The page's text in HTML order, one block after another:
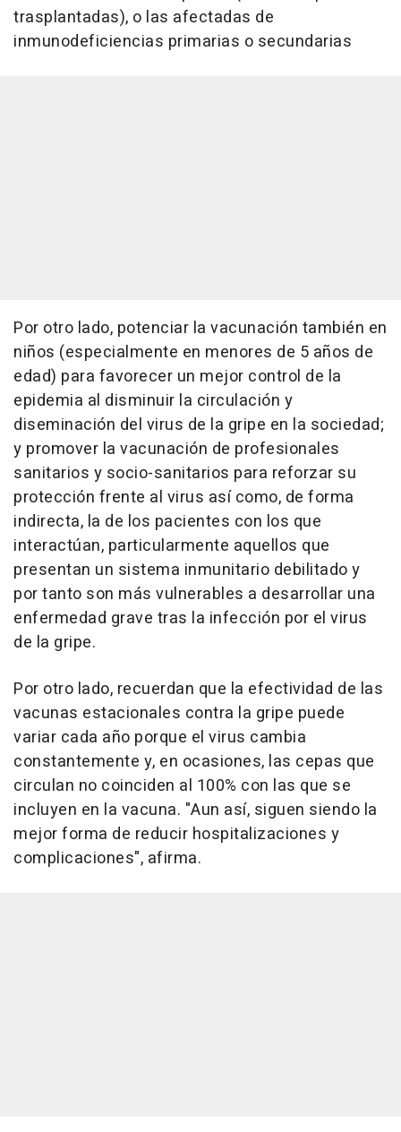
trasplantadas), o las afectadas de
inmunodeficiencias primarias o secundarias
Por otro lado, potenciar la vacunación también en
niños (especialmente en menores de 5 años de
edad) para favorecer un mejor control de la
epidemia al disminuir la circulación y
diseminación del virus de la gripe en la sociedad;
y promover la vacunación de profesionales
sanitarios y socio-sanitarios para reforzar su
protección frente al virus así como, de forma
indirecta, la de los pacientes con los que
interactúan, particularmente aquellos que
presentan un sistema inmunitario debilitado y
por tanto son más vulnerables a desarrollar una
enfermedad grave tras la infección por el virus
de la gripe.
Por otro lado, recuerdan que la efectividad de las
vacunas estacionales contra la gripe puede
variar cada año porque el virus cambia
constantemente y, en ocasiones, las cepas que
circulan no coinciden al 100% con las que se
incluyen en la vacuna. "Aun así, siguen siendo la
mejor forma de reducir hospitalizaciones y
complicaciones", afirma.